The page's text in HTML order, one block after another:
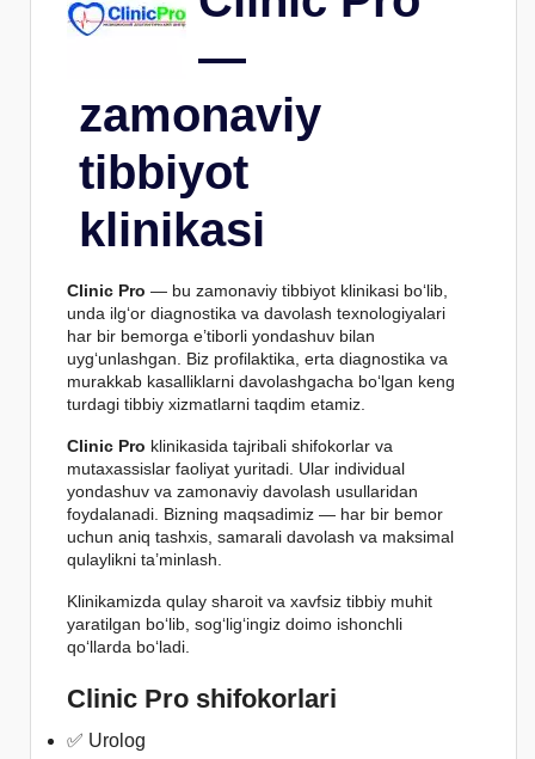
—
zamonaviy
tibbiyot
klinikasi
Clinic Pro — bu zamonaviy tibbiyot klinikasi bo‘lib,
unda ilg‘or diagnostika va davolash texnologiyalari
har bir bemorga e’tiborli yondashuv bilan
uyg‘unlashgan. Biz profilaktika, erta diagnostika va
murakkab kasalliklarni davolashgacha bo‘lgan keng
turdagi tibbiy xizmatlarni taqdim etamiz.
Clinic Pro klinikasida tajribali shifokorlar va
mutaxassislar faoliyat yuritadi. Ular individual
yondashuv va zamonaviy davolash usullaridan
foydalanadi. Bizning maqsadimiz — har bir bemor
uchun aniq tashxis, samarali davolash va maksimal
qulaylikni ta’minlash.
Klinikamizda qulay sharoit va xavfsiz tibbiy muhit
yaratilgan bo‘lib, sog‘lig‘ingiz doimo ishonchli
qo‘llarda bo‘ladi.
Clinic Pro shifokorlari
✅ Urolog